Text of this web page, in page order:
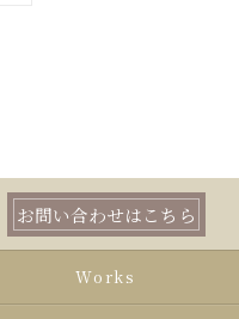
お問い合わせはこちら
Works